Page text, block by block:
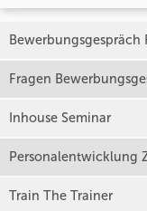
Bewerbungsgespräch
Fragen
Inhouse Seminar
Personalentwicklung
Train The Trainer